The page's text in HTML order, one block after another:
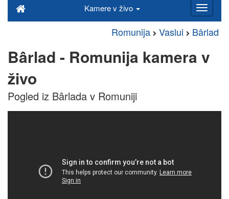
Kamere v živo
Romunija Vaslui Bârlad
Bârlad - Romunija kamera v
živo
Pogled iz Bârlada v Romuniji